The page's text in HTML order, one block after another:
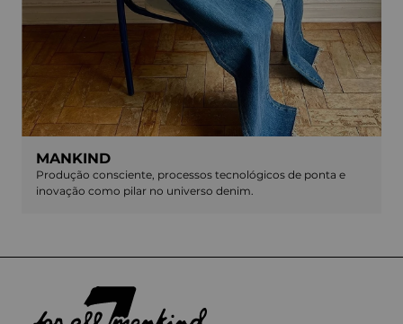
MANKIND
Produção consciente, processos tecnológicos de ponta e
inovação como pilar no universo denim.